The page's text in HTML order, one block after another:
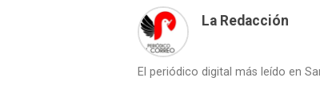
La Redacción
El periódico digital más leído en